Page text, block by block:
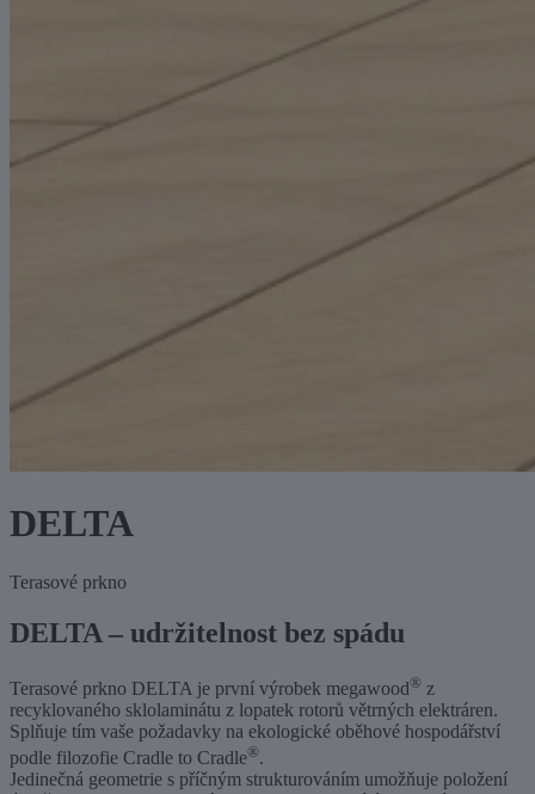
DELTA
Terasové prkno
DELTA – udržitelnost bez spádu
Terasové prkno DELTA je první výrobek megawood® z
recyklovaného sklolaminátu z lopatek rotorů větrných elektráren.
Splňuje tím vaše požadavky na ekologické oběhové hospodářství
podle filozofie Cradle to Cradle®.
Jedinečná geometrie s příčným strukturováním umožňuje položení